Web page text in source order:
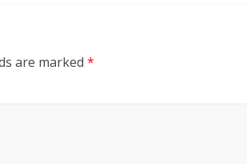
are marked *